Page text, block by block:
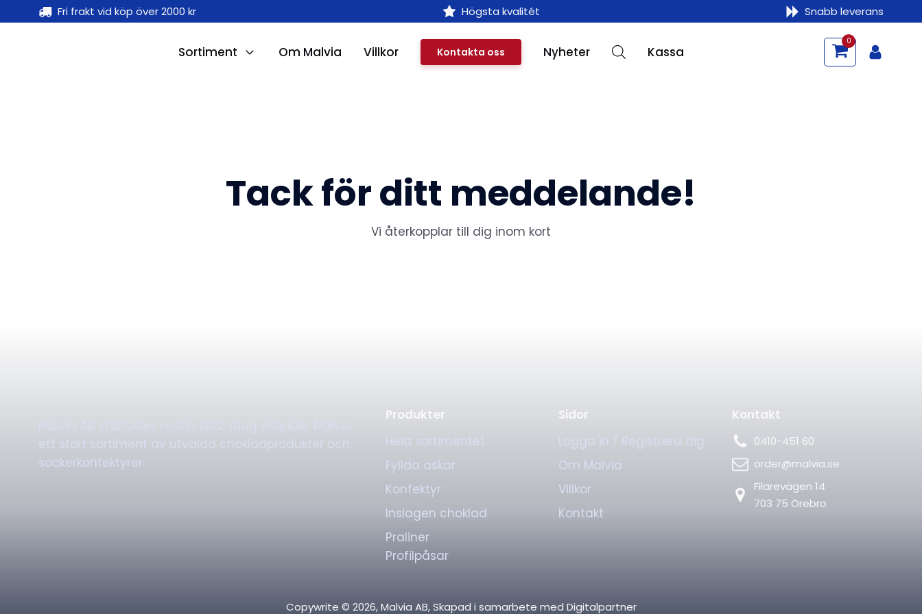
Fri frakt vid köp över 2000 kr Högsta kvalitét Snabb leverans
Sortiment Om Malvia Villkor Kontakta oss Nyheter Kassa
0
Tack för ditt meddelande!
Vi återkopplar till dig inom kort
Malvia AB startades redan 1902. Idag erbjuder Malvia
ett stort sortiment av utvalda chokladprodukter och
sockerkonfektyrer.
Produkter
Hela sortimentet
Fyllda askar
Konfektyr
Inslagen choklad
Praliner
Profilpåsar
Sidor
Logga in / Registrera dig
Om Malvia
Villkor
Kontakt
Kontakt
0410-451 60
order@malvia.se
Filarevägen 14
703 75 Örebro
Copywrite © 2026, Malvia AB, Skapad i samarbete med Digitalpartner